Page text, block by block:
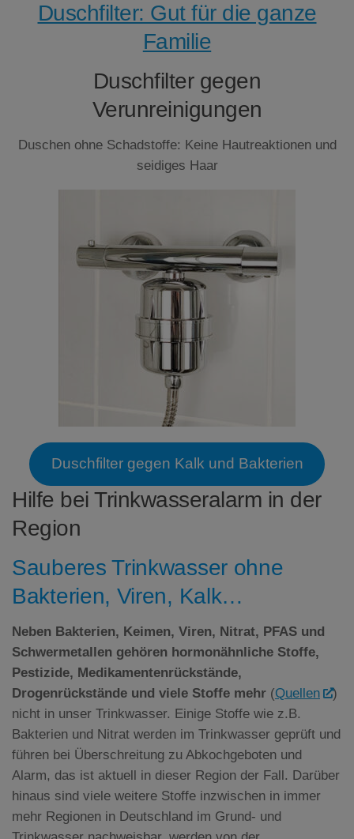
Duschfilter: Gut für die ganze
Familie
Duschfilter gegen
Verunreinigungen
Duschen ohne Schadstoffe: Keine Hautreaktionen und
seidiges Haar
Duschfilter gegen Kalk und Bakterien
Hilfe bei Trinkwasseralarm in der
Region
Sauberes Trinkwasser ohne
Bakterien, Viren, Kalk…
Neben Bakterien, Keimen, Viren, Nitrat, PFAS und
Schwermetallen gehören hormonähnliche Stoffe,
Pestizide, Medikamentenrückstände,
Drogenrückstände und viele Stoffe mehr (Quellen
)
nicht in unser Trinkwasser. Einige Stoffe wie z.B.
Bakterien und Nitrat werden im Trinkwasser geprüft und
führen bei Überschreitung zu Abkochgeboten und
Alarm, das ist aktuell in dieser Region der Fall. Darüber
hinaus sind viele weitere Stoffe inzwischen in immer
mehr Regionen in Deutschland im Grund- und